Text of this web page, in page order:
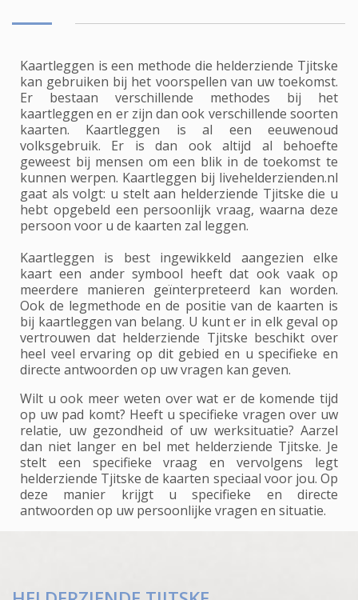
Kaartleggen is een methode die helderziende Tjitske
kan gebruiken bij het voorspellen van uw toekomst.
Er bestaan verschillende methodes bij het
kaartleggen en er zijn dan ook verschillende soorten
kaarten. Kaartleggen is al een eeuwenoud
volksgebruik. Er is dan ook altijd al behoefte
geweest bij mensen om een blik in de toekomst te
kunnen werpen. Kaartleggen bij livehelderzienden.nl
gaat als volgt: u stelt aan helderziende Tjitske die u
hebt opgebeld een persoonlijk vraag, waarna deze
persoon voor u de kaarten zal leggen.
Kaartleggen is best ingewikkeld aangezien elke
kaart een ander symbool heeft dat ook vaak op
meerdere manieren geïnterpreteerd kan worden.
Ook de legmethode en de positie van de kaarten is
bij kaartleggen van belang. U kunt er in elk geval op
vertrouwen dat helderziende Tjitske beschikt over
heel veel ervaring op dit gebied en u specifieke en
directe antwoorden op uw vragen kan geven.
Wilt u ook meer weten over wat er de komende tijd
op uw pad komt? Heeft u specifieke vragen over uw
relatie, uw gezondheid of uw werksituatie? Aarzel
dan niet langer en bel met helderziende Tjitske. Je
stelt een specifieke vraag en vervolgens legt
helderziende Tjitske de kaarten speciaal voor jou. Op
deze manier krijgt u specifieke en directe
antwoorden op uw persoonlijke vragen en situatie.